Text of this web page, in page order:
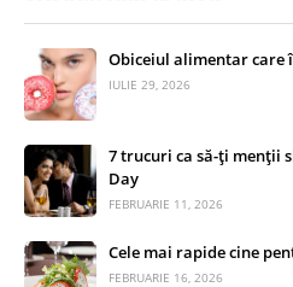
Obiceiul alimentar care
IULIE 29, 2026
7 trucuri ca să-ți menții
Day
FEBRUARIE 11, 2026
Cele mai rapide cine
FEBRUARIE 16, 2026